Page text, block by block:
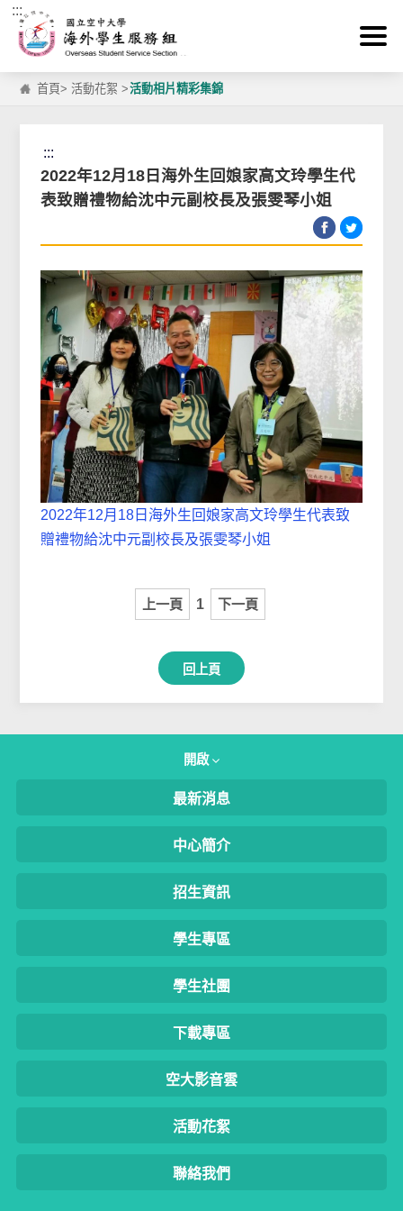
跳到主要內容區塊
:::
首頁>活動花絮 >活動相片精彩集錦
:::
2022年12月18日海外生回娘家高文玲學生代
表致贈禮物給沈中元副校長及張雯琴小姐
2022年12月18日海外生回娘家高文玲學生代表致
贈禮物給沈中元副校長及張雯琴小姐
上一頁 1 下一頁
回上頁
開啟
最新消息
中心簡介
招生資訊
學生專區
學生社團
下載專區
空大影音雲
活動花絮
聯絡我們